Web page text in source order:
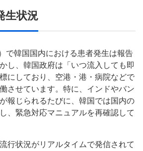
生状況
で韓国国内における患者発生は報告
し、韓国政府は「いつ流入しても即
にしており、空港・港・病院などで
させています。特に、インドやバン
報じられるたびに、韓国では国内の
、緊急対応マニュアルを再確認して
行状況がリアルタイムで発信されて